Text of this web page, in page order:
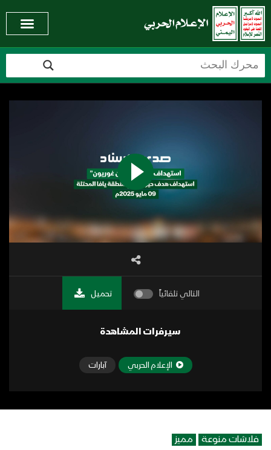
التالي تلقائياً تحميل
سيرفرات المشاهدة
الإعلام الحربي آبارات
فلاشات منوعة مميز